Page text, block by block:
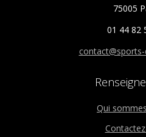
75005
01 44 82
Qui